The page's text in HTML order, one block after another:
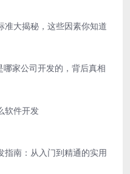
准大揭秘，这些因素你知道
家公司开发的，背后真相
软件开发
指南：从入门到精通的实用